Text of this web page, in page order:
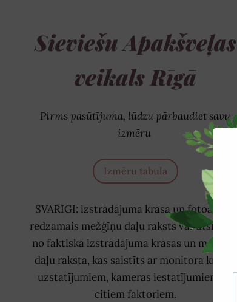
Sieviešu Apakšveļas
veikals Rīgā
Pirms pasūtījuma, lūdzu pārbaudiet savu
izmēru
Izmēru tabula
SVARĪGI: izstrādājuma krāsa un fotoattēlā
redzamais mežģīņu daļu raksts var atšķirties
no faktiskā izstrādājuma krāsas un mežģīņu
daļu raksta, kas saistīts ar monitora krāsas
uzstatījumiem, kameras iestatījumiem un
citiem faktoriem.